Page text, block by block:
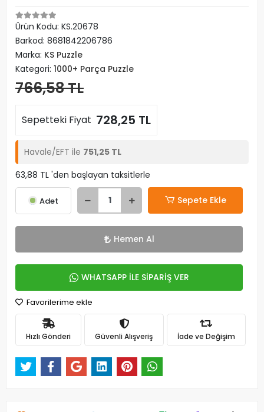
Ürün Kodu: KS.20678
Barkod: 8681842206786
Marka: KS Puzzle
Kategori: 1000+ Parça Puzzle
766,58 TL
Sepetteki Fiyat 728,25 TL
Havale/EFT ile 751,25 TL
63,88 TL 'den başlayan taksitlerle
Adet Sepete Ekle
Hemen Al
WHATSAPP İLE SİPARİŞ VER
Favorilerime ekle
Hızlı Gönderi Güvenli Alışveriş İade ve Değişim